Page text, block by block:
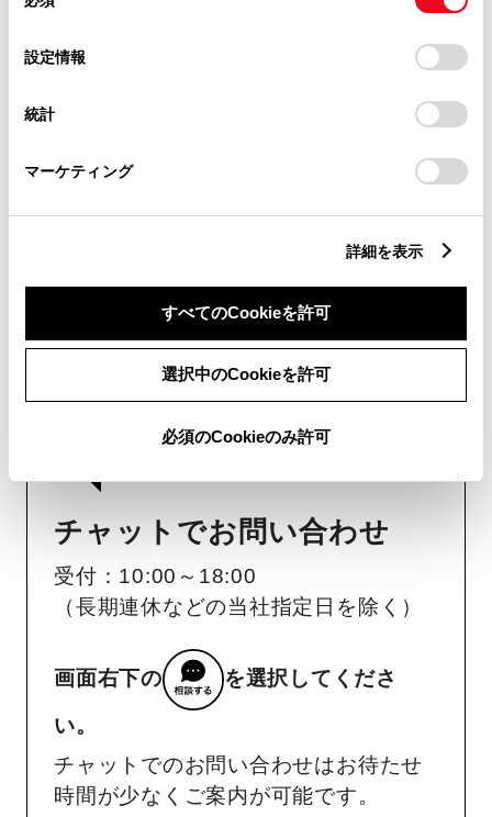
デバイスにすべてのCookie(クッキー)が保存されることに同
意したことになります。Cookie(クッキー)のオプトアウト、
設定の変更、同意を撤回したりするにあたっては、当社の
「Cookie（クッキー）情報の取り扱いについて
」をご覧くだ
設定情報
統計
マーケティング
詳細を表示
すべてのCookieを許可
選択中のCookieを許可
必須のCookieのみ許可
トヨタ販売店へのお問い合わせ
等
は、自動車検査証（車検証）をご
用意いただくとスムーズな対応
リコール等情報はこちら
チャットでお問い合わせ
受付：10:00～18:00
（長期連休などの当社指定日を除く）
画面右下の を選択してくださ
い。
チャットでのお問い合わせはお待たせ
時間が少なくご案内が可能です。